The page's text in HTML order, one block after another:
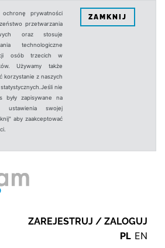
prywatności
przetwarzania
oraz stosuje
technologiczne
osób trzecich w
Używamy także
korzystanie z naszych
nie
były zapisywane na
ustawienia swojej
aby zaakceptować
ZAMKNIJ
ZAREJESTRUJ / ZALOGUJ
PL EN